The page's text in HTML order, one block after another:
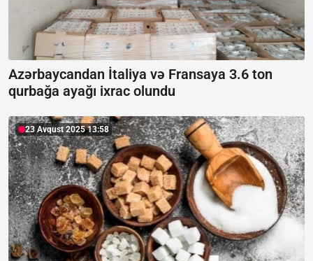
Azərbaycandan İtaliya və Fransaya 3.6 ton
qurbağa ayağı ixrac olundu
23 Avqust 2025 13:58